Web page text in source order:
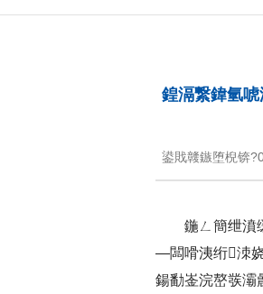
鍠滆繋鍏氫
鍙戝竷鏃堕棿锛
鍦ㄥ簡绁濆
—闆嗗洟绗洓
鍚勫崟浣嶅彂灞